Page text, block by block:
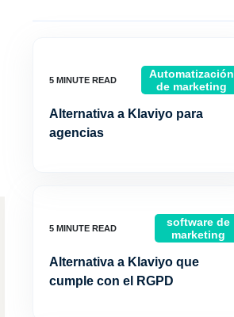
Automatización
de marketing
Alternativa a Klaviyo para
agencias
software de
marketing
Alternativa a Klaviyo que
cumple con el RGPD